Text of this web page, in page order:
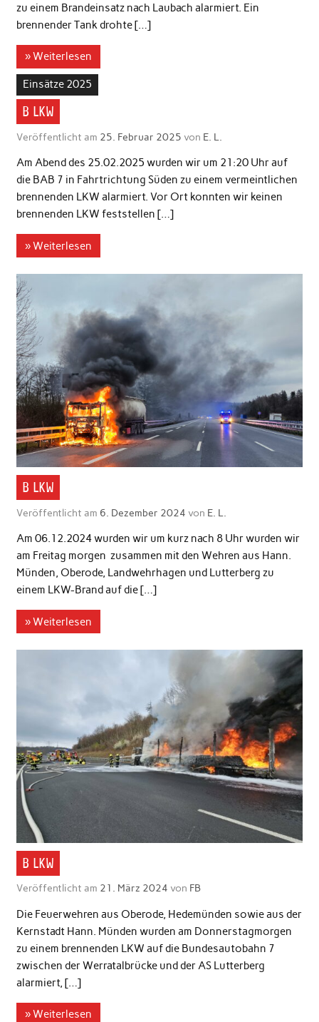
zu einem Brandeinsatz nach Laubach alarmiert. Ein
brennender Tank drohte […]
» Weiterlesen
Einsätze 2025
B LKW
Veröffentlicht am 25. Februar 2025 von E. L.
Am Abend des 25.02.2025 wurden wir um 21:20 Uhr auf
die BAB 7 in Fahrtrichtung Süden zu einem vermeintlichen
brennenden LKW alarmiert. Vor Ort konnten wir keinen
brennenden LKW feststellen […]
» Weiterlesen
B LKW
Veröffentlicht am 6. Dezember 2024 von E. L.
Am 06.12.2024 wurden wir um kurz nach 8 Uhr wurden wir
am Freitag morgen zusammen mit den Wehren aus Hann.
Münden, Oberode, Landwehrhagen und Lutterberg zu
einem LKW-Brand auf die […]
» Weiterlesen
B LKW
Veröffentlicht am 21. März 2024 von FB
Die Feuerwehren aus Oberode, Hedemünden sowie aus der
Kernstadt Hann. Münden wurden am Donnerstagmorgen
zu einem brennenden LKW auf die Bundesautobahn 7
zwischen der Werratalbrücke und der AS Lutterberg
alarmiert, […]
» Weiterlesen